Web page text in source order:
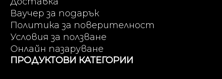
Ваучер за подарък
Политика за поверителност
Условия за ползване
Онлайн пазаруване
ПРОДУКТОВИ КАТЕГОРИИ